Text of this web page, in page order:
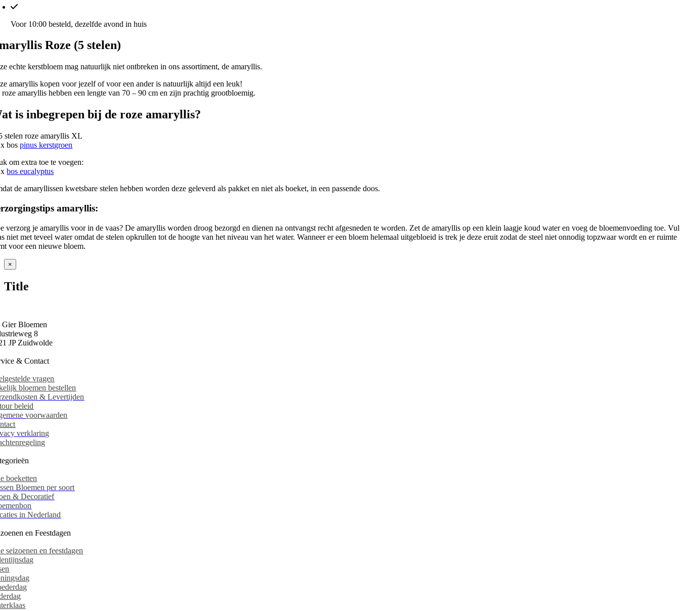
Voor 10:00 besteld, dezelfde avond in huis
Roze (5 stelen)
echte kerstbloem mag natuurlijk niet ontbreken in ons assortiment, de amaryllis.
amaryllis kopen voor jezelf of voor een ander is natuurlijk altijd een leuk!
roze amaryllis hebben een lengte van 70 – 90 cm en zijn prachtig grootbloemig.
is inbegrepen bij de roze amaryllis?
stelen roze amaryllis XL
bospinus kerstgroen
om extra toe te voegen:
bos eucalyptus
de amaryllissen kwetsbare stelen hebben worden deze geleverd als pakket en niet als boeket, in een passende doos.
amaryllis:
verzorg je amaryllis voor in de vaas? De amaryllis worden droog bezorgd en dienen na ontvangst recht afgesneden te worden. Zet de amaryllis op een klein laagje koud water en voeg de bloemenvoeding toe.
niet met teveel water omdat de stelen opkrullen tot de hoogte van het niveau van het water. Wanneer er een bloem helemaal uitgebloeid is trek je deze eruit zodat de steel niet onnodig topzwaar wordt en er ruimte
voor een nieuwe bloem.
Close
product
view
×
Title
Gier Bloemen
8
JP Zuidwolde
& Contact
vragen
bloemen bestellen
& Levertijden
beleid
voorwaarden
verklaring
boeketten
Bloemen per soort
& Decoratief
in Nederland
en Feestdagen
seizoenen en feestdagen